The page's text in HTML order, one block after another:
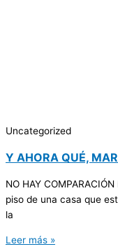
Uncategorized
Y AHORA QUÉ,
NO HAY
piso de una casa que
la
Leer más »